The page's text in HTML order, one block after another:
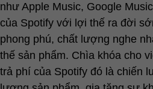
như Apple Music, Google
của Spotify với lợi thế ra đời
phong phú, chất lượng nghe
thế sản phẩm. Chìa khóa cho
trả phí của Spotify đó là chiến